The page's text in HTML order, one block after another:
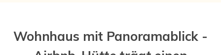
Wohnhaus mit Panoramablick -